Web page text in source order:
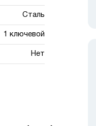
Сталь
1 ключевой
Нет